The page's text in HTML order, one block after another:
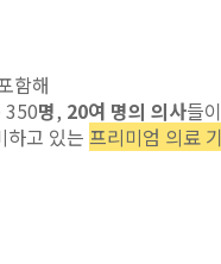
함해
350명, 20여 명의 의사들
하고 있는 프리미엄 의료